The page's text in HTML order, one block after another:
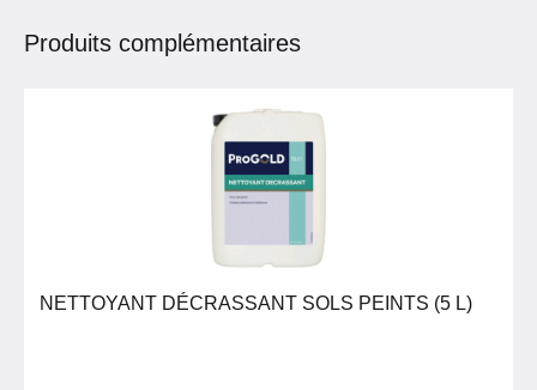
Produits complémentaires
NETTOYANT DÉCRASSANT SOLS PEINTS (5 L)